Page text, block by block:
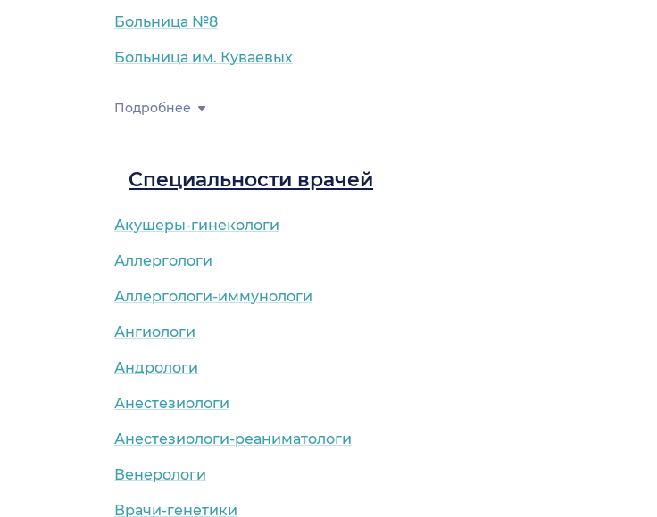
Больница №8
Больница им. Куваевых
Подробнее
Специальности врачей
Акушеры-гинекологи
Аллергологи
Аллергологи-иммунологи
Ангиологи
Андрологи
Анестезиологи
Анестезиологи-реаниматологи
Венерологи
Врачи-генетики